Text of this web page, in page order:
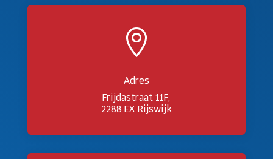

Adres
Frijdastraat 11F,
2288 EX Rijswijk